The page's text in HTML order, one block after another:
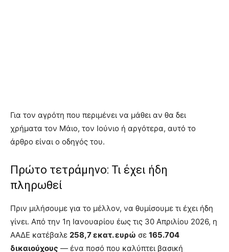
Για τον αγρότη που περιμένει να μάθει αν θα δει
χρήματα τον Μάιο, τον Ιούνιο ή αργότερα, αυτό το
άρθρο είναι ο οδηγός του.
Πρώτο τετράμηνο: Τι έχει ήδη
πληρωθεί
Πριν μιλήσουμε για το μέλλον, να θυμίσουμε τι έχει ήδη
γίνει. Από την 1η Ιανουαρίου έως τις 30 Απριλίου 2026, η
ΑΑΔΕ κατέβαλε 258,7 εκατ. ευρώ σε 165.704
δικαιούχους — ένα ποσό που καλύπτει βασική